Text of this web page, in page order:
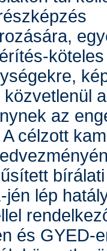
köteles
közvetlenül
az
célzott
jén lép
és GYED-